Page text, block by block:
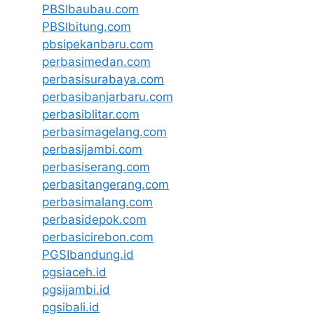
PBSIbaubau.com
PBSIbitung.com
pbsipekanbaru.com
perbasimedan.com
perbasisurabaya.com
perbasibanjarbaru.com
perbasiblitar.com
perbasimagelang.com
perbasijambi.com
perbasiserang.com
perbasitangerang.com
perbasimalang.com
perbasidepok.com
perbasicirebon.com
PGSIbandung.id
pgsiaceh.id
pgsijambi.id
pgsibali.id